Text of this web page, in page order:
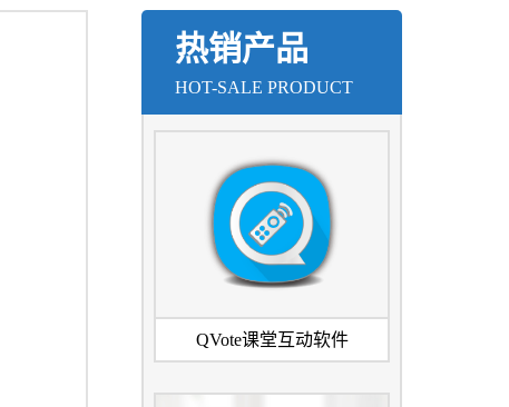
热销产品
HOT-SALE PRODUCT
QVote课堂互动软件